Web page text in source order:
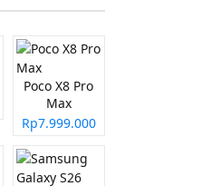
Poco X8 Pro
Max
Rp7.999.000